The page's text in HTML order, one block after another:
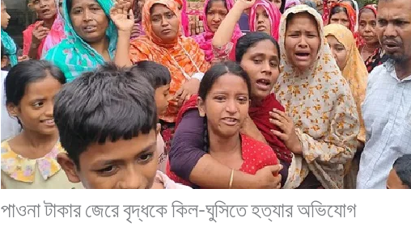
পাওনা টাকার জেরে বৃদ্ধকে কিল-ঘুসিতে হত্যার অভিযোগ